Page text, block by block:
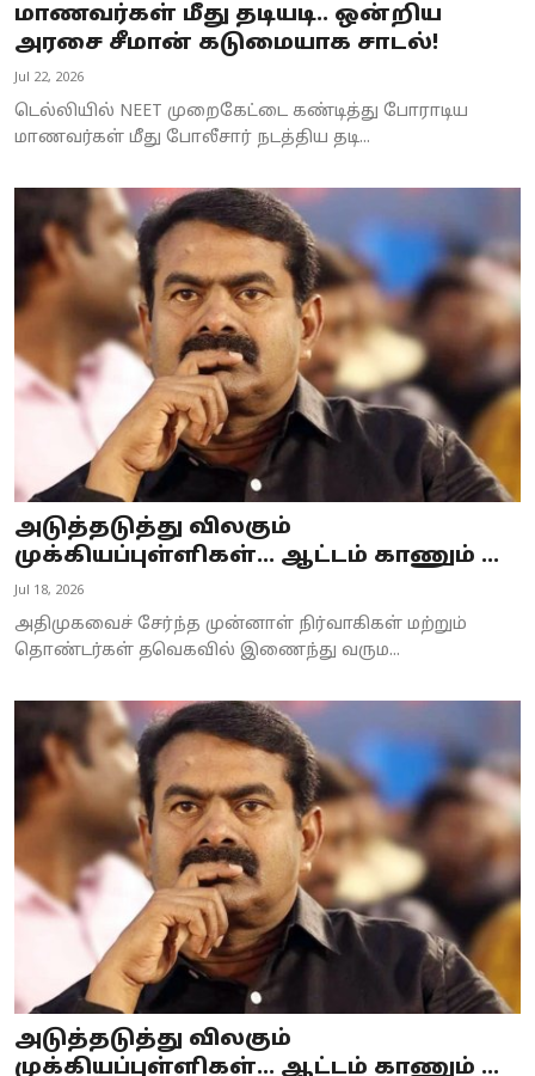
மாணவர்கள் மீது தடியடி.. ஒன்றிய
அரசை சீமான் கடுமையாக சாடல்!
Jul 22, 2026
டெல்லியில் NEET முறைகேட்டை கண்டித்து போராடிய
மாணவர்கள் மீது போலீசார் நடத்திய தடி...
அடுத்தடுத்து விலகும்
முக்கியப்புள்ளிகள்… ஆட்டம் காணும் ...
Jul 18, 2026
அதிமுகவைச் சேர்ந்த முன்னாள் நிர்வாகிகள் மற்றும்
தொண்டர்கள் தவெகவில் இணைந்து வரும...
அடுத்தடுத்து விலகும்
முக்கியப்புள்ளிகள்… ஆட்டம் காணும் ...